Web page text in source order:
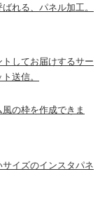
れる、パネル加工。
してお届けするサー
送信。
の枠を作成できま
イズのインスタパネ